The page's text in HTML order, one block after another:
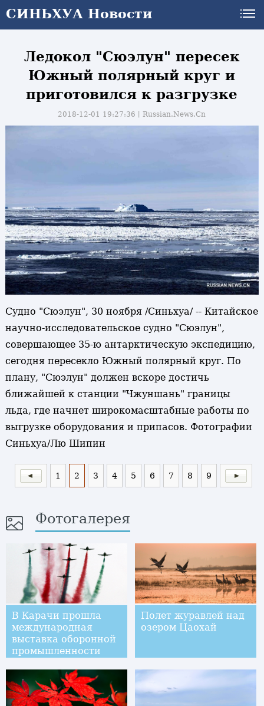
СИНЬХУА Новости
Ледокол "Сюэлун" пересек
Южный полярный круг и
приготовился к разгрузке
2018-12-01 19:27:36丨Russian.News.Cn
Судно "Сюэлун", 30 ноября /Синьхуа/ -- Китайское
научно-исследовательское судно "Сюэлун",
совершающее 35-ю антарктическую экспедицию,
сегодня пересекло Южный полярный круг. По
плану, "Сюэлун" должен вскоре достичь
ближайшей к станции "Чжуншань" границы
льда, где начнет широкомасштабные работы по
выгрузке оборудования и припасов. Фотографии
Синьхуа/Лю Шипин
1 2 3 4 5 6 7 8 9
Фотогалерея
В Карачи прошла
международная
выставка оборонной
промышленности
Полет журавлей над
озером Цаохай